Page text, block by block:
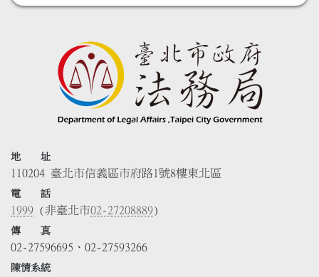
地 址
110204 臺北市信義區市府路1號8樓東北區
電 話
1999 (非臺北市02-27208889)
傳 真
02-27596695、02-27593266
陳情系統